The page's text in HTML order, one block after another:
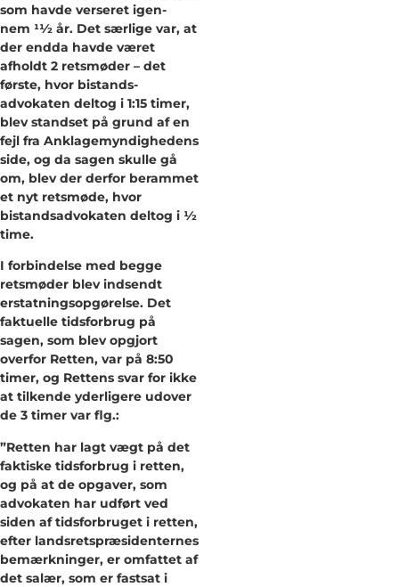
som havde verseret igen-
nem 11⁄2 år. Det særlige var, at
der endda havde været
afholdt 2 retsmøder – det
første, hvor bistands-
advokaten deltog i 1:15 timer,
blev standset på grund af en
fejl fra Anklagemyndighedens
side, og da sagen skulle gå
om, blev der derfor berammet
et nyt retsmøde, hvor
bistandsadvokaten deltog i 1⁄2
time.
I forbindelse med begge
retsmøder blev indsendt
erstatningsopgørelse. Det
faktuelle tidsforbrug på
sagen, som blev opgjort
overfor Retten, var på 8:50
timer, og Rettens svar for ikke
at tilkende yderligere udover
de 3 timer var flg.:
”Retten har lagt vægt på det
faktiske tidsforbrug i retten,
og på at de opgaver, som
advokaten har udført ved
siden af tidsforbruget i retten,
efter landsretspræsidenternes
bemærkninger, er omfattet af
det salær, som er fastsat i